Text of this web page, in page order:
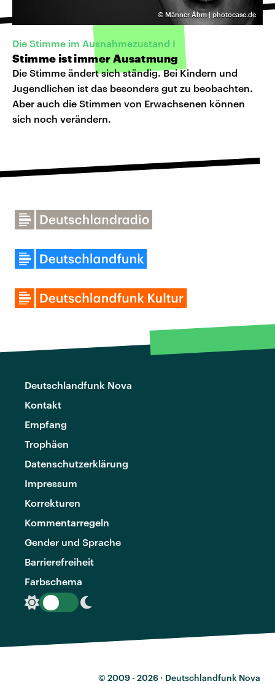
© Männer Ähm | photocase.de
Die Stimme im Ausnahmezustand I
Stimme ist immer Ausatmung
Die Stimme ändert sich ständig. Bei Kindern und
Jugendlichen ist das besonders gut zu beobachten.
Aber auch die Stimmen von Erwachsenen können
sich noch verändern.
Deutschlandfunk Nova
Kontakt
Empfang
Trophäen
Datenschutzerklärung
Impressum
Korrekturen
Kommentarregeln
Gender und Sprache
Barrierefreiheit
Farbschema
© 2009 - 2026 · Deutschlandfunk Nova